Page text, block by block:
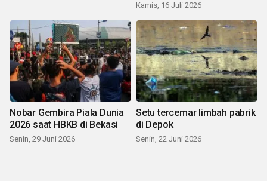
Kamis, 16 Juli 2026
Nobar Gembira Piala Dunia
2026 saat HBKB di Bekasi
Senin, 29 Juni 2026
Setu tercemar limbah pabrik
di Depok
Senin, 22 Juni 2026